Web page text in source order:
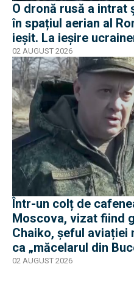
O dronă rusă a intrat
în spațiul aerian al
ieșit. La ieșire
02 AUGUST 2026
Într-un colț de
Moscova, vizat fiind
Chaiko, șeful
ca „măcelarul din
supraviețuit
02 AUGUST 2026